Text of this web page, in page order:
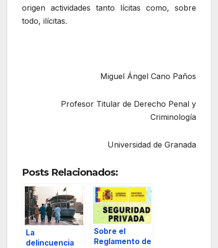
origen actividades tanto lícitas como, sobre
todo, ilícitas.
Miguel Ángel Cano Paños
Profesor Titular de Derecho Penal y
Criminología
Universidad de Granada
Posts Relacionados:
La
delincuencia
Sobre el
Reglamento de